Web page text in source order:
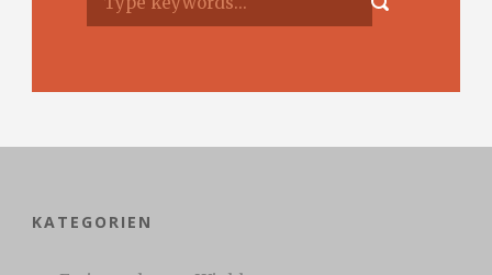
KATEGORIEN